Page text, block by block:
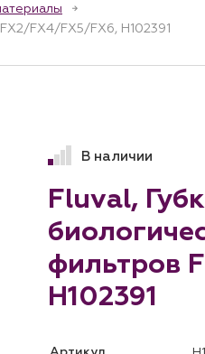
FX4/FX5/FX6, H102391
В наличии
Fluval,
фильтров
H102391